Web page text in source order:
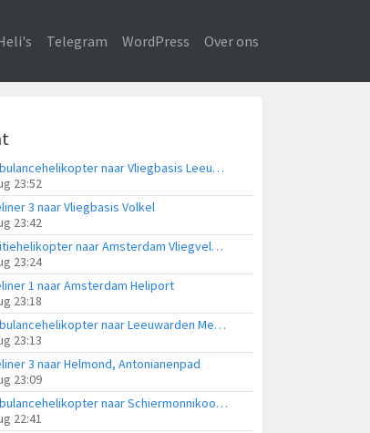
Telegram WordPress Over ons
Ambulancehelikopter naar Vliegbasis Leeuwarden
23:52
3 naar Vliegbasis Volkel
23:42
Politiehelikopter naar Amsterdam Vliegveld Schiphol
23:24
1 naar Amsterdam Heliport
23:18
Ambulancehelikopter naar Leeuwarden Medical Center Heliport
23:13
3 naar Helmond, Antonianenpad
23:09
Ambulancehelikopter naar Schiermonnikoog Heliport
22:41